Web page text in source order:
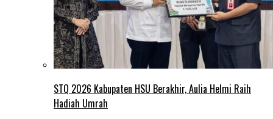
STQ 2026 Kabupaten HSU Berakhir, Aulia Helmi Raih
Hadiah Umrah